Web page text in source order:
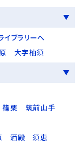
ブラリーへ
大字柚須
篠栗
筑前山手
酒殿 須恵